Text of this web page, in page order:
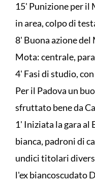
15' Punizione per il
in area, colpo di
8' Buona azione
Mota: centrale,
4' Fasi di studio,
Per il Padova un
sfruttato bene da
1' Iniziata la gara al
bianca, padroni di
undici titolari
l'ex biancoscudato